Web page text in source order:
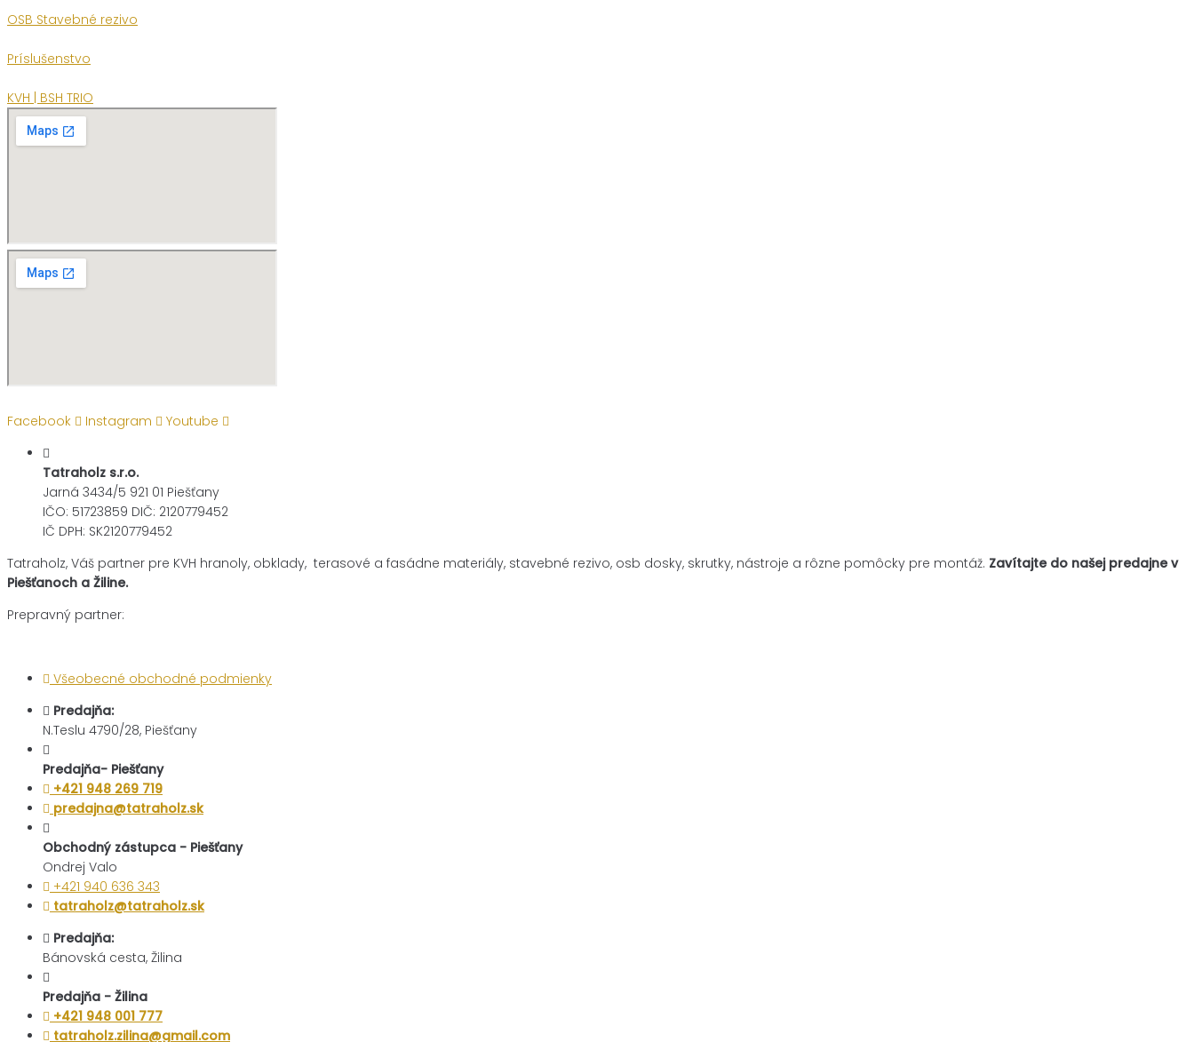
OSB Stavebné rezivo
Príslušenstvo
KVH | BSH TRIO
Facebook Instagram Youtube
Tatraholz s.r.o.
Jarná 3434/5 921 01 Piešťany
IČO: 51723859 DIČ: 2120779452
IČ DPH: SK2120779452
Tatraholz, Váš partner pre KVH hranoly, obklady, terasové a fasádne materiály, stavebné rezivo, osb dosky, skrutky, nástroje a rôzne pomôcky pre montáž. Zavítajte do našej predajne v
Piešťanoch a Žiline.
Prepravný partner:
Všeobecné obchodné podmienky
Predajňa:
N.Teslu 4790/28, Piešťany
Predajňa- Piešťany
+421 948 269 719
predajna@tatraholz.sk
Obchodný zástupca - Piešťany
Ondrej Valo
+421 940 636 343
tatraholz@tatraholz.sk
Predajňa:
Bánovská cesta, Žilina
Predajňa - Žilina
+421 948 001 777
tatraholz.zilina@gmail.com